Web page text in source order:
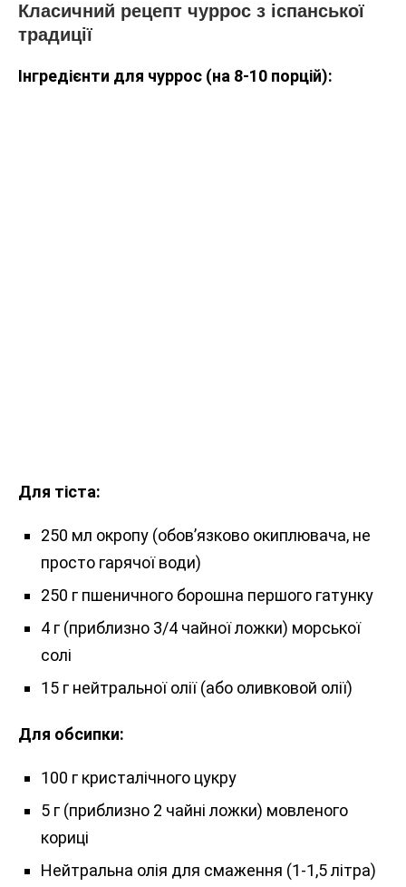
Класичний рецепт чуррос з іспанської
традиції
Інгредієнти для чуррос (на 8-10 порцій):
Для тіста:
250 мл окропу (обов’язково окиплювача, не
просто гарячої води)
250 г пшеничного борошна першого гатунку
4 г (приблизно 3/4 чайної ложки) морської
солі
15 г нейтральної олії (або оливковой олії)
Для обсипки:
100 г кристалічного цукру
5 г (приблизно 2 чайні ложки) мовленого
кориці
Нейтральна олія для смаження (1-1,5 літра)